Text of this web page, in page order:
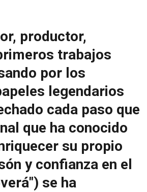
productor,
trabajos
por los
legendarios
cada paso que
que ha conocido
su propio
y confianza en el
se ha